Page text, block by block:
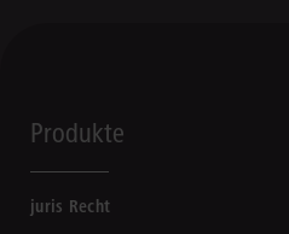
Produkte
juris Recht